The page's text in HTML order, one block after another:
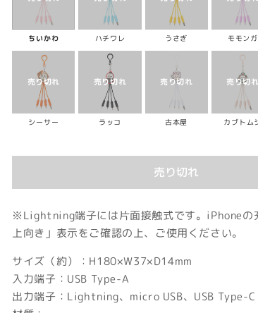
ちいかわ ハチワレ うさぎ モモンガ
シーサー ラッコ 古本屋 カブトム
売り切れ
※Lightning端子には片面接触式です。iPhoneの
上向き」表示をご確認の上、ご使用ください。
サイズ（約）：H180×W37×D14mm
入力端子：USB Type-A
出力端子：Lightning、micro USB、USB Type-C